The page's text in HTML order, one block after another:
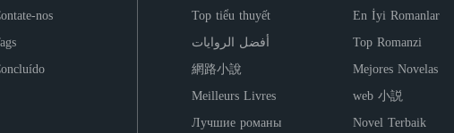
nos
Top tiểu thuyết
En İyi Romanlar
أفضل الروايات
Top Romanzi
網路小說
Mejores Novelas
Meilleurs Livres
web 小説
Лучшие романы
Novel Terbaik